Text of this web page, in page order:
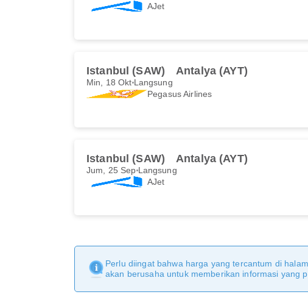
AJet
Istanbul (SAW) Antalya (AYT)
Min, 18 Okt Langsung
Pegasus Airlines
Istanbul (SAW) Antalya (AYT)
Jum, 25 Sep Langsung
AJet
Perlu diingat bahwa harga yang tercantum di
akan berusaha untuk memberikan informasi yang